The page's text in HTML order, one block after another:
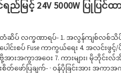
မြင့် 24V 5000W ပြုပြင်ထာ
အမှတ်တံဆိပ် လက္ခဏာရပ်- 1. အလွန်ကျစ်
ါင်းစပ် Fuse ကာကွယ်ရေး 4. အလင်းဖွ
ားအကွာအဝေး 7. ကားများ၊ မိုဘိုင်းလ်အိမ်
ဖော်ပြချက်- · ဝန်ပိုခြင်းအား အကာ